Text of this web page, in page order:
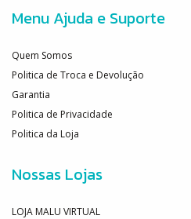
Menu Ajuda e Suporte
Quem Somos
Politica de Troca e Devolução
Garantia
Politica de Privacidade
Politica da Loja
Nossas Lojas
LOJA MALU VIRTUAL